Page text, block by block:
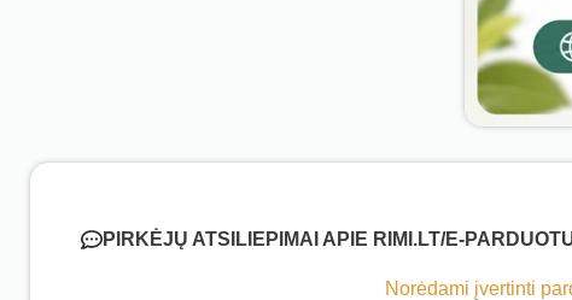
PIRKĖJŲ ATSILIEPIMAI APIE RIMI.LT/E-
Norėdami įvertinti